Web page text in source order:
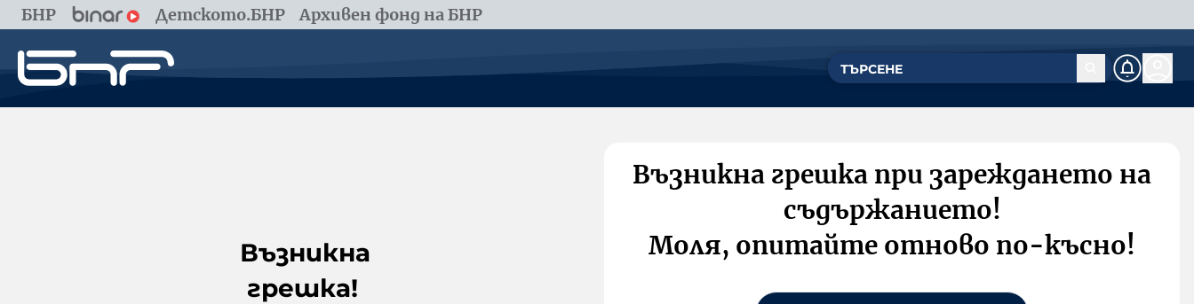
БНР Детското.БНР Архивен фонд на БНР
Възникна
грешка!
Възникна грешка при зареждането на
съдържанието!
Моля, опитайте отново по-късно!